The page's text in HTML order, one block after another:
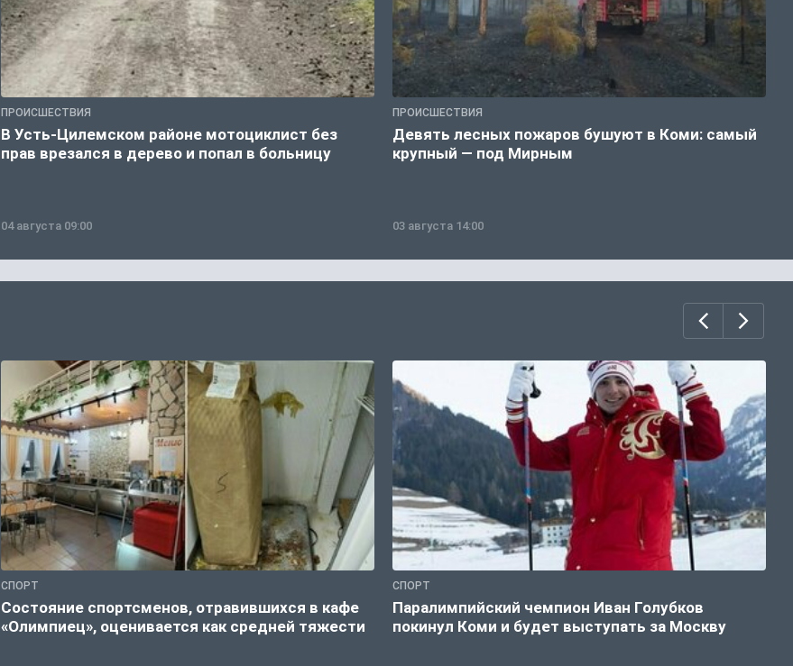
ПРОИСШЕСТВИЯ
В Усть-Цилемском районе мотоциклист без
прав врезался в дерево и попал в больницу
04 августа 09:00
ПРОИСШЕСТВИЯ
Девять лесных пожаров бушуют в Коми: самый
крупный — под Мирным
03 августа 14:00
СПОРТ
Состояние спортсменов, отравившихся в кафе
«Олимпиец», оценивается как средней тяжести
СПОРТ
Паралимпийский чемпион Иван Голубков
покинул Коми и будет выступать за Москву